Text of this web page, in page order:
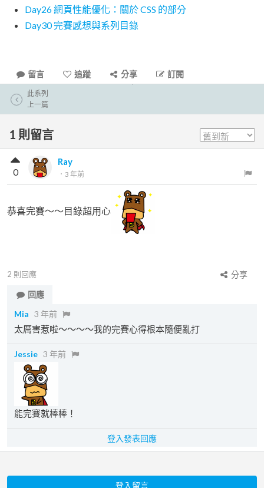
Day26 網頁性能優化：關於 CSS 的部分
Day30 完賽感想與系列目錄
留言 追蹤 分享 訂閱
此系列
上一篇
1 則留言
Ray
． 3 年前
0
恭喜完賽～～目錄超用心
2 則回應
分享
回應
Mia 3 年前
太厲害惹啦～～～～我的完賽心得根本隨便亂打
Jessie 3 年前
能完賽就棒棒！
登入發表回應
登入留言